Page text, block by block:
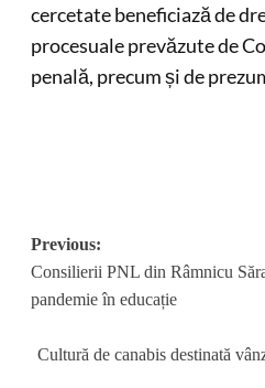
cercetate beneficiază de
procesuale prevăzute de
penală, precum și de
Post
navigation
Previous:
Consilierii PNL din Râmnicu
pandemie în educație
Cultură de canabis destinată